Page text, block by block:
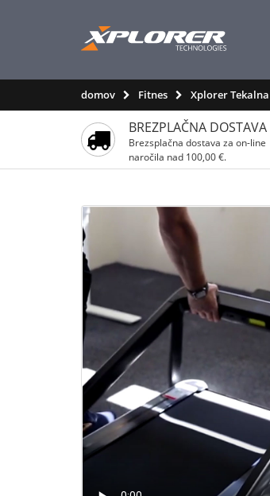
domov Fitnes Xplorer
BREZPLAČNA DOSTAVA
Brezsplačna dostava za on-line
naročila nad 100,00 €.